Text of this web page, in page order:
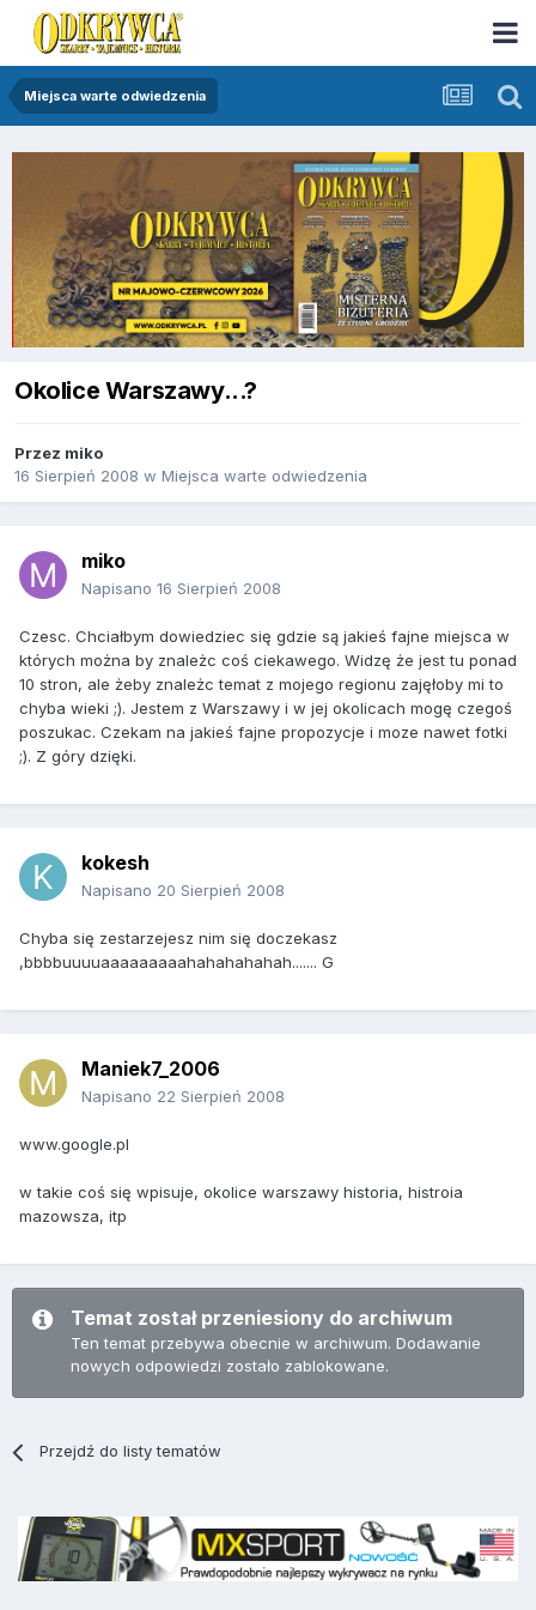
Miejsca warte odwiedzenia
Okolice Warszawy...?
Przez miko
16 Sierpień 2008 w Miejsca warte odwiedzenia
miko
Napisano 16 Sierpień 2008
Czesc. Chciałbym dowiedziec się gdzie są jakieś fajne miejsca w
których można by znależc coś ciekawego. Widzę że jest tu ponad
10 stron, ale żeby znależc temat z mojego regionu zajęłoby mi to
chyba wieki ;). Jestem z Warszawy i w jej okolicach mogę czegoś
poszukac. Czekam na jakieś fajne propozycje i moze nawet fotki
;). Z góry dzięki.
kokesh
Napisano 20 Sierpień 2008
Chyba się zestarzejesz nim się doczekasz
,bbbbuuuuaaaaaaaaahahahahahah....... G
Maniek7_2006
Napisano 22 Sierpień 2008
www.google.pl
w takie coś się wpisuje, okolice warszawy historia, histroia
mazowsza, itp
Temat został przeniesiony do archiwum
Ten temat przebywa obecnie w archiwum. Dodawanie
nowych odpowiedzi zostało zablokowane.
Przejdź do listy tematów